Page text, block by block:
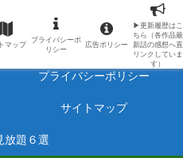
バレ有りで毎日更新しています。
プロフィール
プライバシーポリシー
サイトマップ
放題６選
マップ
プライバシーポ
リシー
広告ポリシー
▶更新履歴はこ
ちら（各作品最
新話の感想へ直
リンクしていま
す）